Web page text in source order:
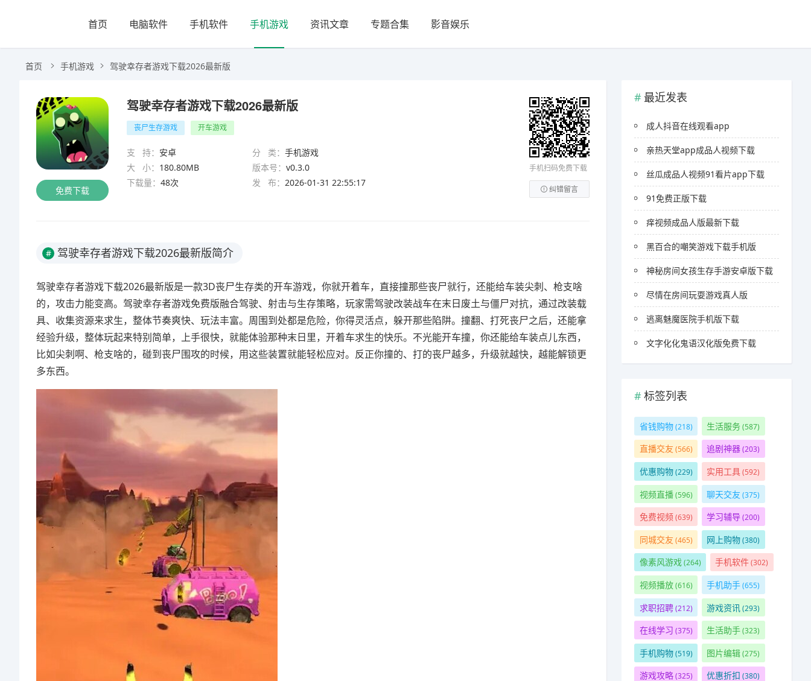
首页 电脑软件 手机软件 手机游戏 资讯文章 专题合集 影音娱乐
首页 手机游戏 驾驶幸存者游戏下载2026最新版
免费下载
驾驶幸存者游戏下载2026最新版
丧尸生存游戏 开车游戏
支 持： 安卓 分 类： 手机游戏
大 小： 180.80MB 版本号： v0.3.0
下载量： 48次 发 布： 2026-01-31 22:55:17
手机扫码免费下载
纠错留言
# 驾驶幸存者游戏下载2026最新版简介
驾驶幸存者游戏下载2026最新版是一款3D丧尸生存类的开车游戏，你就开着车，直接撞那些丧尸就行，还能给车装尖刺、枪支啥
的，攻击力能变高。驾驶幸存者游戏免费版融合驾驶、射击与生存策略，玩家需驾驶改装战车在末日废土与僵尸对抗，通过改装载
具、收集资源来求生，整体节奏爽快、玩法丰富。周围到处都是危险，你得灵活点，躲开那些陷阱。撞翻、打死丧尸之后，还能拿
经验升级，整体玩起来特别简单，上手很快，就能体验那种末日里，开着车求生的快乐。不光能开车撞，你还能给车装点儿东西，
比如尖刺啊、枪支啥的，碰到丧尸围攻的时候，用这些装置就能轻松应对。反正你撞的、打的丧尸越多，升级就越快，越能解锁更
多东西。
最近发表
成人抖音在线观看app
亲热天堂app成品人视频下载
丝瓜成品人视频91看片app下载
91免费正版下载
痒视频成品人版最新下载
黑百合的嘲笑游戏下载手机版
神秘房间女孩生存手游安卓版下载
尽情在房间玩耍游戏真人版
逃离魅魔医院手机版下载
文字化化鬼语汉化版免费下载
标签列表
省钱购物(218) 生活服务(587)
直播交友 (566) 追剧神器(203)
优惠购物(229) 实用工具(592)
视频直播(596) 聊天交友 (375)
免费视频(639) 学习辅导(200)
同城交友 (465) 网上购物(380)
像素风游戏(264) 手机软件(302)
视频播放(616) 手机助手(655)
求职招聘(212) 游戏资讯(293)
在线学习 (375) 生活助手(323)
手机购物(519) 图片编辑(275)
游戏攻略(325) 优惠折扣 (380)